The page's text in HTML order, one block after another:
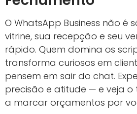
O WhatsApp Business não é
vitrine, sua recepção e seu
rápido. Quem domina os
transforma curiosos em
pensem em sair do chat.
precisão e atitude — e veja
a marcar orçamentos por